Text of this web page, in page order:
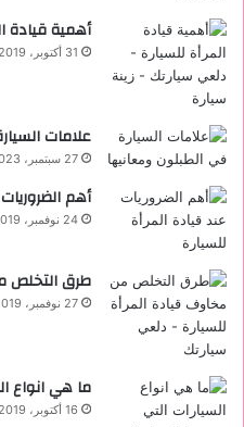
أهمية قيادة
31 أكتوبر، 2019
علامات
27 سبتمبر، 2023
أهم
24 نوفمبر، 2019
طرق التخلص
27 نوفمبر، 2019
ما هي انواع
16 أكتوبر، 2019